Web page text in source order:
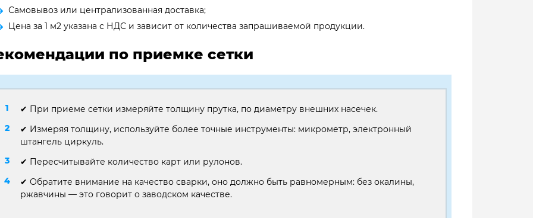
Самовывоз или централизованная доставка;
Цена за 1 м2 указана с НДС и зависит от количества запрашиваемой продукции.
по приемке сетки
✔ При приеме сетки измеряйте толщину прутка, по диаметру внешних насечек.
✔ Измеряя толщину, используйте более точные инструменты: микрометр, электронный
штангель циркуль.
✔ Пересчитывайте количество карт или рулонов.
✔ Обратите внимание на качество сварки, оно должно быть равномерным: без окалины,
ржавчины — это говорит о заводском качестве.